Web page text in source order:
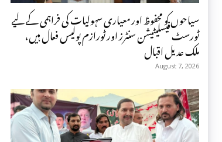
سیاحوں کو محفوظ اور معیاری سہولیات کی فراہمی کے لیے
ٹورسٹ فیسلیٹیشن سنٹرز اور ٹورازم پولیس فعال ہیں،
ملک عدیل اقبال
August 7, 2026